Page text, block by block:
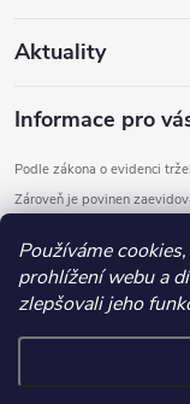
Používáme
prohlížení webu a
zlepšovali jeho
Aktuality
Informace pro
Podle zákona o evidenci
Zároveň je povinen
Copyright 2026